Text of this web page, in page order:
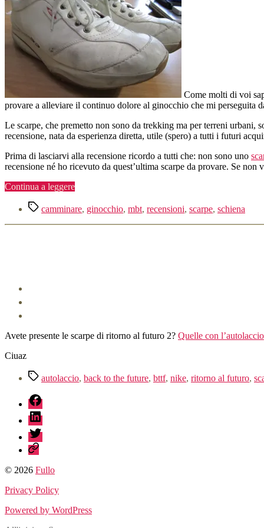
Come molti di voi
provare a alleviare il continuo dolore al ginocchio che mi perseguita
Le scarpe, che premetto non sono da trekking ma per terreni urbani,
recensione, nata da esperienza diretta, utile (spero) a tutti i futuri
Prima di lasciarvi alla recensione ricordo a tutti che: non sono uno
recensione né ho ricevuto da quest’ultima scarpe da provare. Se
Continua a leggere“100Km
le
ai
Tag camminare, ginocchio, mbt, recensioni, scarpe, schiena
Avete presente le scarpe di ritorno al futuro 2? Quelle con l’autolaccio
Ciuaz
Tag autolaccio, back to the future, bttf, nike, ritorno al futuro,
fb
linkedin
twitter
sessionize
© 2026 Fullo
Privacy Policy
Powered by WordPress